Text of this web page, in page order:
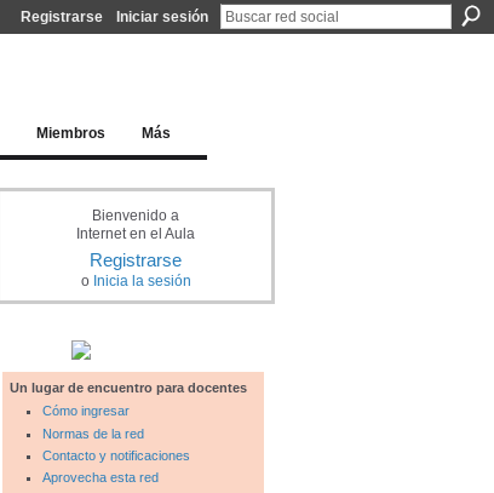
Registrarse Iniciar sesión
Miembros Más
Bienvenido a
Internet en el Aula
Registrarse
o Inicia la sesión
Un lugar de encuentro para docentes
Cómo ingresar
Normas de la red
Contacto y notificaciones
Aprovecha esta red